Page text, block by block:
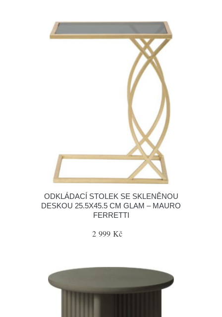
ODKLÁDACÍ STOLEK SE SKLENĚNOU
DESKOU 25.5X45.5 CM GLAM – MAURO
FERRETTI
2 999 Kč